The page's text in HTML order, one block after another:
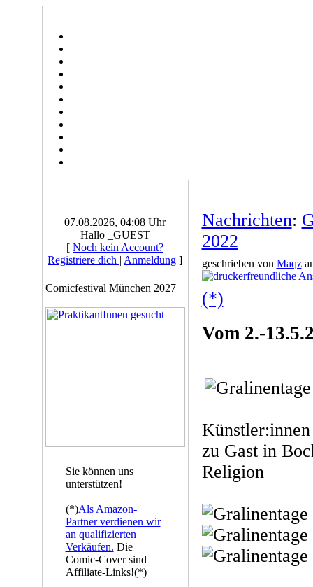
07.08.2026, 04:08 Uhr
Hallo _GUEST
[ Noch kein Account?
Registriere dich | Anmeldung ]
Comicfestival München 2027
Sie können uns
unterstützen!
(*)Als Amazon-
Partner verdienen wir
an qualifizierten
Verkäufen. Die
Comic-Cover sind
Affiliate-Links!(*)
Nachrichten:
2022
geschrieben von Maqz
(*)
Vom 2.-
zu Gast in
Religion